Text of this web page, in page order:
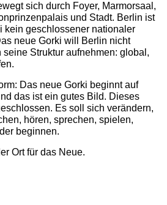
sich durch Foyer, Marmorsaal,
und Stadt. Berlin ist
kein geschlossener nationaler
neue Gorki will Berlin nicht
Struktur aufnehmen: global,
Das neue Gorki beginnt auf
das ist ein gutes Bild. Dieses
Es soll sich verändern,
hören, sprechen, spielen,
beginnen.
Ort für das Neue.